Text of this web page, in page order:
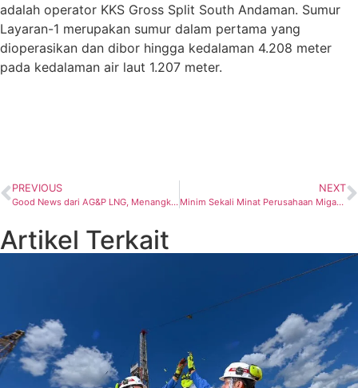
adalah operator KKS Gross Split South Andaman. Sumur
Layaran-1 merupakan sumur dalam pertama yang
dioperasikan dan dibor hingga kedalaman 4.208 meter
pada kedalaman air laut 1.207 meter.
PREVIOUS
Good News dari AG&P LNG, Menangkan Kontrak dari PLN EPI
NEXT
Minim Sekali Minat Perusahaan Migas Multinasional Garap Potensi Shale Gas di Indonesia, Apa Sebab?
Artikel Terkait